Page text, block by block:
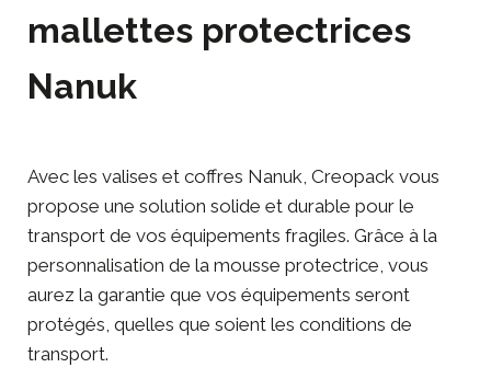
mallettes protectrices
Nanuk
Avec les valises et coffres Nanuk, Creopack vous
propose une solution solide et durable pour le
transport de vos équipements fragiles. Grâce à la
personnalisation de la mousse protectrice, vous
aurez la garantie que vos équipements seront
protégés, quelles que soient les conditions de
transport.